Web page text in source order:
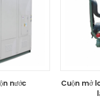
nước
Cuộn mở